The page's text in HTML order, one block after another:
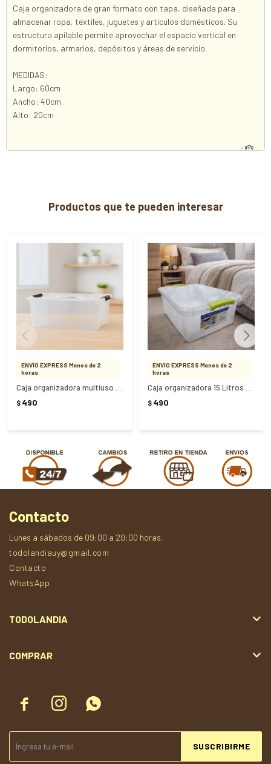
Caja organizadora de gran formato con tapa, diseñada para
almacenar ropa, textiles, juguetes y artículos domésticos. Su
estructura apilable permite aprovechar el espacio vertical en
dormitorios, armarios, depósitos y áreas de servicio.
MEDIDAS:
Largo: 60cm
Ancho: 40cm
Alto: 20cm
Productos que te pueden interesar
ENVÍO EXPRESS Menos de 2
horas
$ 490
ENVÍO EXPRESS Menos de 2
horas
$ 490
  
SUSCRIBIRME
Contacto
Lunes a sábados de 09:00 a 20:00 horas.
todolandiauy@gmail.com
Contacto
WhatsApp
TODOLANDIA
COMPRAR